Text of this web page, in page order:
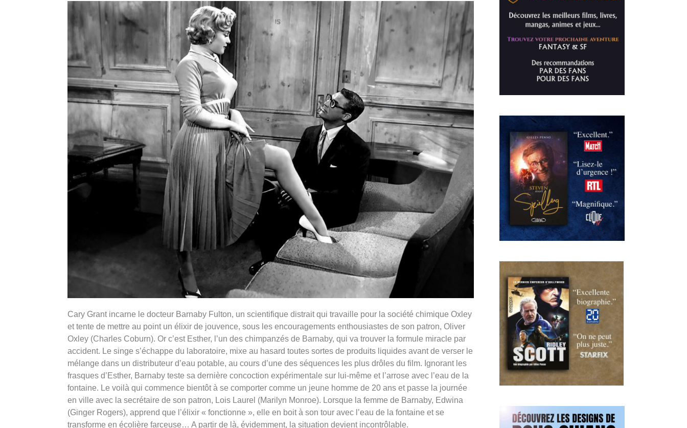
Cary Grant incarne le docteur Barnaby Fulton, un scientifique distrait qui travaille pour la société chimique Oxley
et tente de mettre au point un élixir de jouvence, sous les encouragements enthousiastes de son patron, Oliver
Oxley (Charles Coburn). Or c’est Esther, l’un des chimpanzés de Barnaby, qui va trouver la formule miracle par
accident. Le singe s’échappe du laboratoire, mixe au hasard toutes sortes de produits liquides avant de verser le
mélange dans un distributeur d’eau potable, au cours d’une des séquences les plus drôles du film. Ignorant les
frasques d’Esther, Barnaby teste sa dernière concoction expérimentale sur lui-même et l’arrose avec l’eau de la
fontaine. Le voilà qui commence bientôt à se comporter comme un jeune homme de 20 ans et passe la journée
en ville avec la secrétaire de son patron, Lois Laurel (Marilyn Monroe). Lorsque la femme de Barnaby, Edwina
(Ginger Rogers), apprend que l’élixir « fonctionne », elle en boit à son tour avec l’eau de la fontaine et se
transforme en écolière farceuse… A partir de là, évidemment, la situation devient incontrôlable.